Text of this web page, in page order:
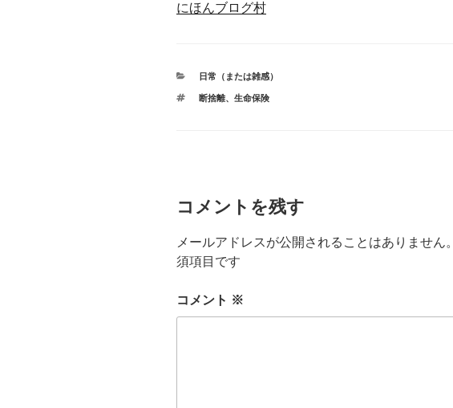
にほんブログ村
カ
ゴ
日常（または雑感）
タ
断捨離、 生命保険
コメントを残す
メールアドレスが公開されることはありません。
須項目です
コメント ※